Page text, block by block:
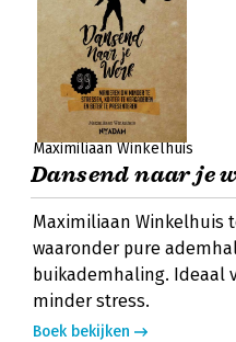
Maximiliaan Winkelhuis
Dansend naar je
Maximiliaan Winkelhuis
waaronder pure
buikademhaling. Ideaal
minder stress.
Boek bekijken